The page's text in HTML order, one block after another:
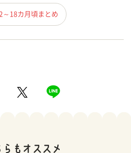
～18カ月頃まとめ